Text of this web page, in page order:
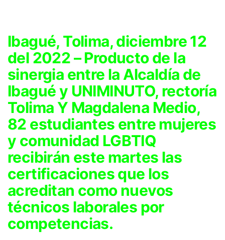
Ibagué, Tolima, diciembre 12
del 2022 –Producto de la
sinergia entre la Alcaldía de
Ibagué y UNIMINUTO, rectoría
Tolima Y Magdalena Medio,
82 estudiantes entre mujeres
y comunidad LGBTIQ
recibirán este martes las
certificaciones que los
acreditan como nuevos
técnicos laborales por
competencias.